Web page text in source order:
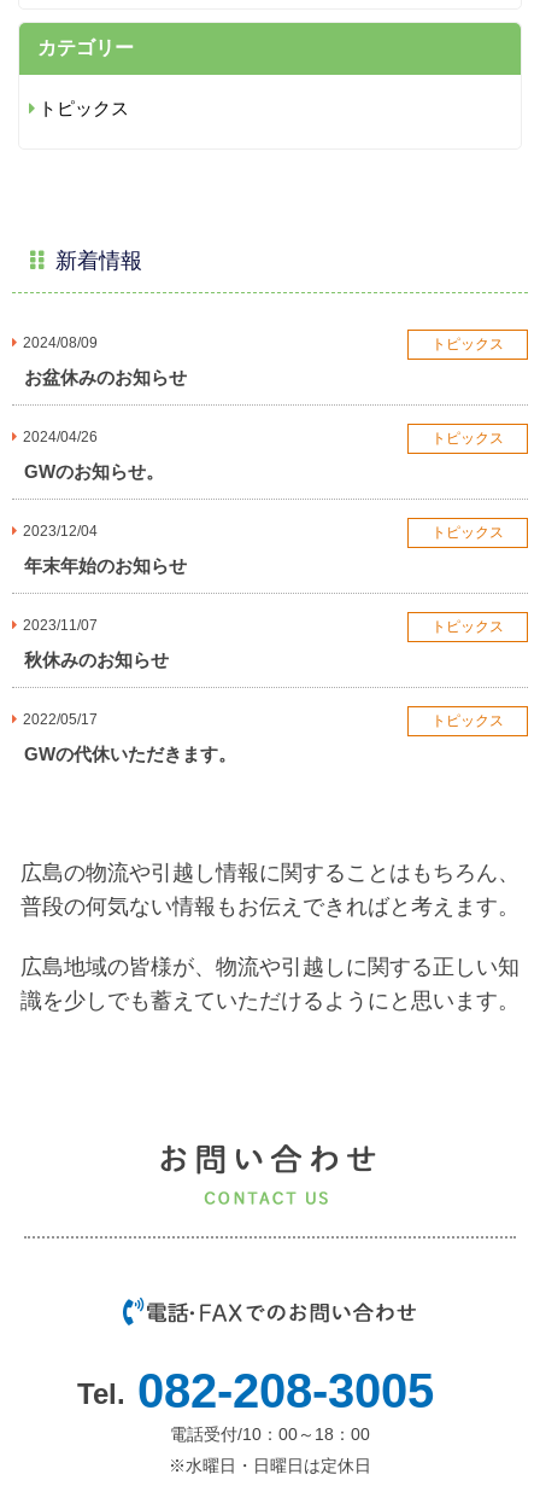
カテゴリー
トピックス
新着情報
2024/08/09 トピックス
お盆休みのお知らせ
2024/04/26 トピックス
GWのお知らせ。
2023/12/04 トピックス
年末年始のお知らせ
2023/11/07 トピックス
秋休みのお知らせ
2022/05/17 トピックス
GWの代休いただきます。
広島の物流や引越し情報に関することはもちろん、
普段の何気ない情報もお伝えできればと考えます。
広島地域の皆様が、物流や引越しに関する正しい知
識を少しでも蓄えていただけるようにと思います。
082-208-3005
電話受付/10：00～18：00
※水曜日・日曜日は定休日